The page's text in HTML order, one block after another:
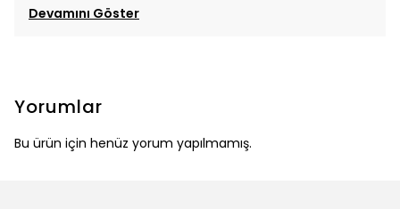
Devamını Göster
Yorumlar
Bu ürün için henüz yorum yapılmamış.